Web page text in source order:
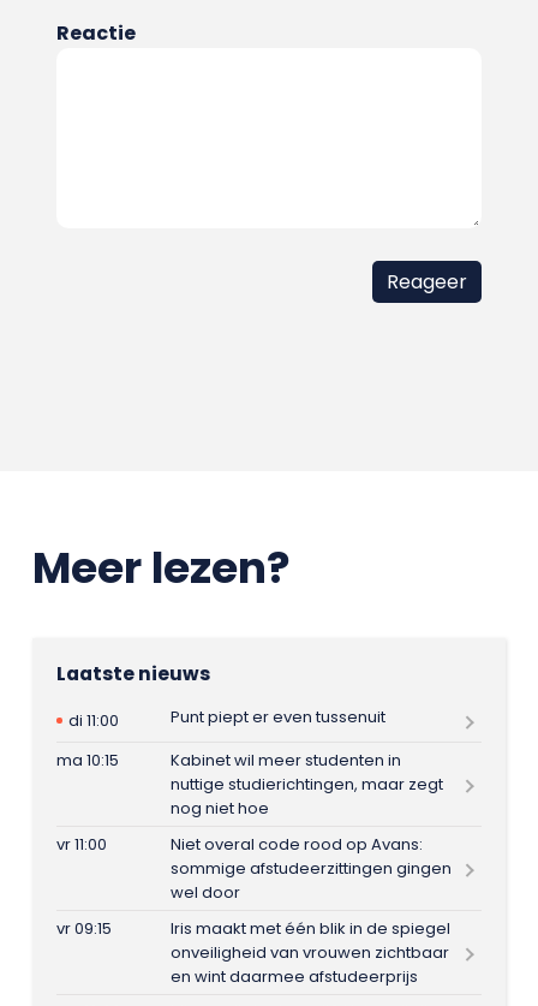
Reactie
Meer lezen?
Laatste nieuws
di 11:00
Punt piept er even tussenuit
ma 10:15
Kabinet wil meer studenten in
nuttige studierichtingen, maar zegt
nog niet hoe
vr 11:00
Niet overal code rood op Avans:
sommige afstudeerzittingen gingen
wel door
vr 09:15
Iris maakt met één blik in de spiegel
onveiligheid van vrouwen zichtbaar
en wint daarmee afstudeerprijs